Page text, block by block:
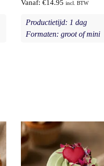
Vanaf: €14.95 incl. BTW
Productietijd: 1 dag
Formaten: groot of mini